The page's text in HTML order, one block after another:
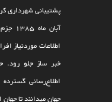
پشتیبانی شهرداری
آبان
اطلاعات موردنیاز
خبر ساز جلو رود.
اطلاع‌رسانی
جهان می‎‏دانند تا جهان از دریچه کرنا به کرمان بنگرد.